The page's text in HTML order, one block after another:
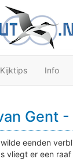
Kijktips Info
Gent
eenden
vliegt er een